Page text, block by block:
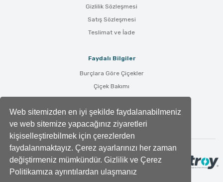
Web sitemizden en iyi şekilde faydalanabilmeniz
ve web sitemize yapacağınız ziyaretleri
kişiselleştirebilmek için çerezlerden
faydalanmaktayız. Çerez ayarlarınızı her zaman
değiştirmeniz mümkündür. Gizlilik ve Çerez
Politikamıza ayrıntılardan ulaşmanız
Gizlilik Sözleşmesi
Satış Sözleşmesi
Teslimat ve İade
Faydalı Bilgiler
Burçlara Göre Çiçekler
Çiçek Bakımı
Çiçek Anlamları
Tüm Blog Yazıları